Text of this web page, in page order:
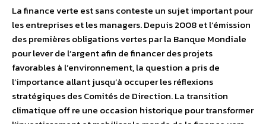
La finance verte est sans conteste un sujet important pour
les entreprises et les managers. Depuis 2008 et l’émission
des premières obligations vertes par la Banque Mondiale
pour lever de l’argent afin de financer des projets
favorables à l’environnement, la question a pris de
l’importance allant jusqu’à occuper les réflexions
stratégiques des Comités de Direction. La transition
climatique off re une occasion historique pour transformer